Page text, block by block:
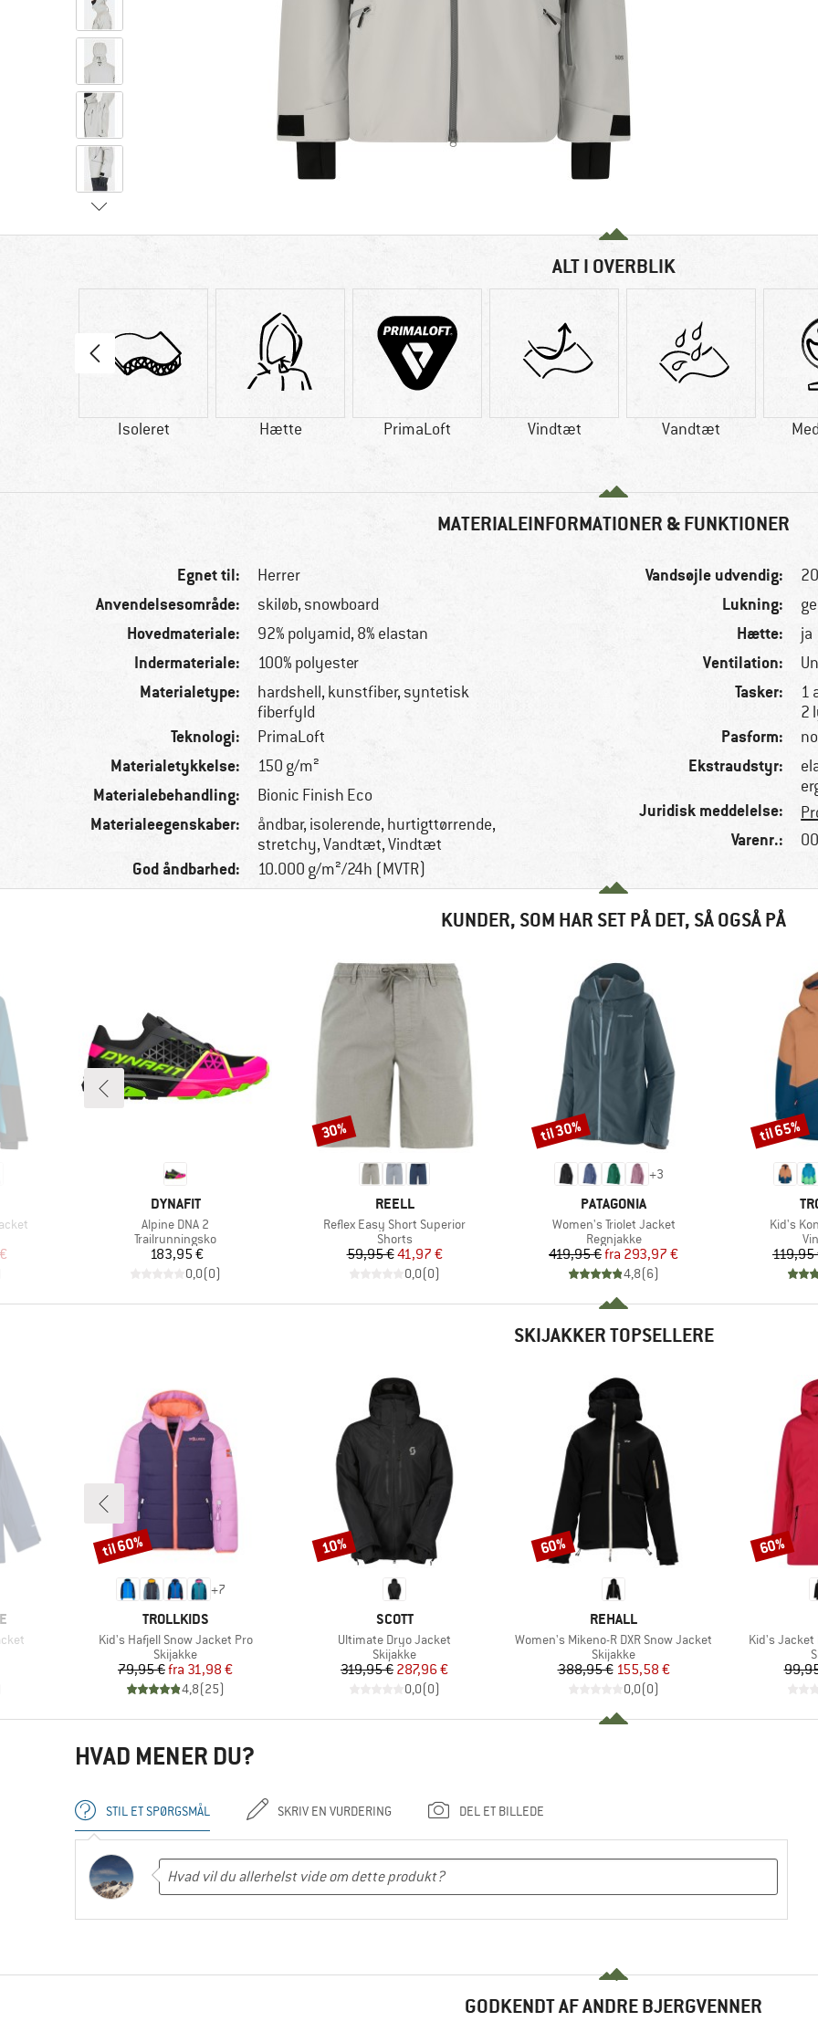
ALT I OVERBLIK
Isoleret Hætte PrimaLoft Vindtæt Vandtæt
MATERIALEINFORMATIONER & FUNKTIONER
Egnet til: Herrer
Anvendelsesområde: skiløb, snowboard
Hovedmateriale: 92% polyamid, 8% elastan
Indermateriale: 100% polyester
Materialetype:
hardshell, kunstfiber, syntetisk
fiberfyld
Teknologi: PrimaLoft
Materialetykkelse: 150 g/m²
Materialebehandling: Bionic Finish Eco
Materialeegenskaber:
åndbar, isolerende, hurtigttørrende,
stretchy, Vandtæt, Vindtæt
God åndbarhed: 10.000 g/m²/24h (MVTR)
Vandsøjle udvendig:
Lukning:
Hætte: ja
Ventilation:
Tasker:
1
2
Pasform:
Ekstraudstyr:
Juridisk meddelelse:
Varenr.:
KUNDER, SOM HAR SET PÅ DET, SÅ OGSÅ PÅ
MÆRKE
DYNAFIT
Artikel
Alpine DNA 2
Produktgruppe
Trailrunningsko
Pris
183,95 €
0,0(0)
MÆRKE
REELL
Artikel
Reflex Easy Short Superior
Produktgruppe
Shorts
Pris
59,95 €Nedsat pris
41,97 €
0,0(0)
Rabat
30%
+3
MÆRKE
PATAGONIA
Artikel
Women's Triolet Jacket
Produktgruppe
Regnjakke
Pris
419,95 € Nedsat pris
fra 293,97 €
4,8(6)
Rabat
til 30%
Artikel
Kid's
119,95
Rabat
til 65%
SKIJAKKER TOPSELLERE
+7
MÆRKE
TROLLKIDS
Artikel
Kid's Hafjell Snow Jacket Pro
Produktgruppe
Skijakke
Pris
79,95 € Nedsat pris
fra 31,98 €
4,8(25)
Rabat
til 60%
MÆRKE
SCOTT
Artikel
Ultimate Dryo Jacket
Produktgruppe
Skijakke
Pris
319,95 €Nedsat pris
287,96 €
0,0(0)
Rabat
10%
MÆRKE
REHALL
Artikel
Women's Mikeno-R DXR Snow Jacket
Produktgruppe
Skijakke
Pris
388,95 €Nedsat pris
155,58 €
0,0(0)
Rabat
60%
Artikel
Kid's Jacket
Rabat
60%
HVAD MENER DU?
STIL ET SPØRGSMÅL SKRIV EN VURDERING DEL ET BILLEDE
GODKENDT AF ANDRE BJERGVENNER